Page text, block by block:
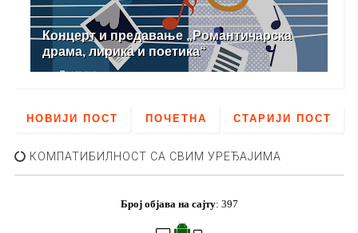
Концерт и предавање „Романтичарска
драма, лирика и поетика“
НОВИЈИ ПОСТ СТАРИЈИ ПОСТ
ПОЧЕТНА
КОМПАТИБИЛНОСТ СА СВИМ УРЕЂАЈИМА
Број објава на сајту: 397